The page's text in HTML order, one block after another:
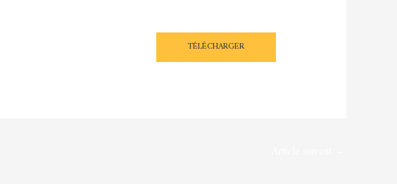
TÉLÉCHARGER